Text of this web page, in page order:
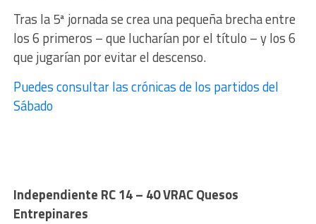
Tras la 5ª jornada se crea una pequeña brecha entre
los 6 primeros – que lucharían por el título – y los 6
que jugarían por evitar el descenso.
Puedes consultar las crónicas de los partidos del
Sábado
Independiente RC 14 – 40 VRAC Quesos
Entrepinares